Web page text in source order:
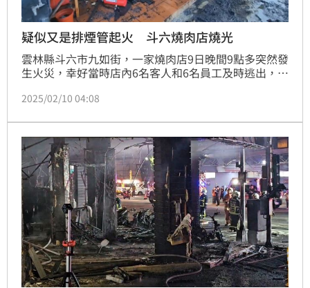
疑似又是排煙管起火 斗六燒肉店燒光
雲林縣斗六市九如街，一家燒肉店9日晚間9點多突然發
生火災，幸好當時店內6名客人和6名員工及時逃出，沒
近民眾統統出來圍觀。燒肉店員工表示，是店內排煙管
鞠躬照片，表示將暫時休息，期待跟大家再見面。
2025/02/10 04:08